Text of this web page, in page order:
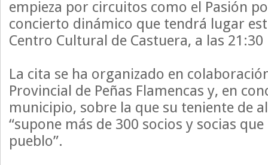
empieza por circuitos como el Pasión
concierto dinámico que tendrá lugar
Centro Cultural de Castuera, a las
La cita se ha organizado en
Provincial de Peñas Flamencas y, en
municipio, sobre la que su teniente de
“supone más de 300 socios y socias
pueblo”.